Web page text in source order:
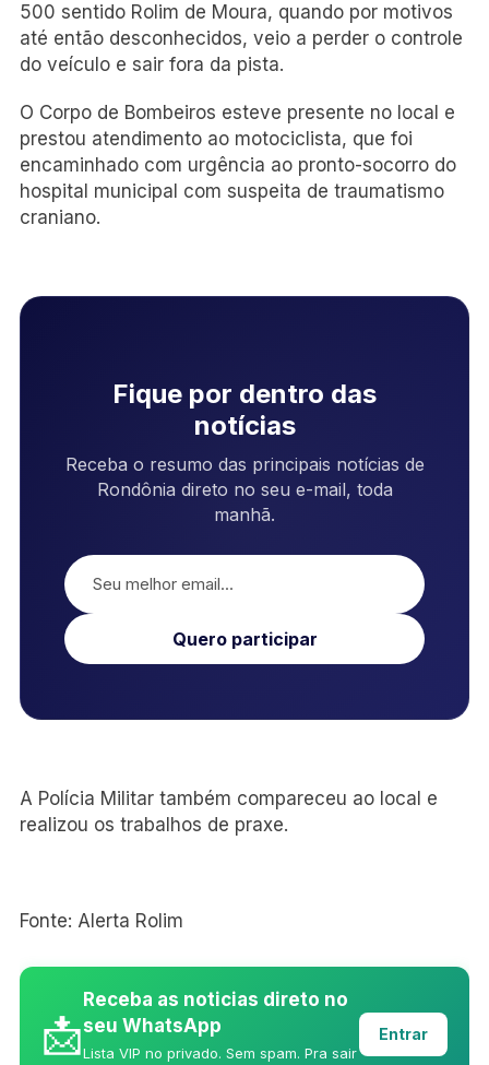
500 sentido Rolim de Moura, quando por motivos
até então desconhecidos, veio a perder o controle
do veículo e sair fora da pista.
O Corpo de Bombeiros esteve presente no local e
prestou atendimento ao motociclista, que foi
encaminhado com urgência ao pronto-socorro do
hospital municipal com suspeita de traumatismo
craniano.
Fique por dentro das
notícias
Receba o resumo das principais notícias de
Rondônia direto no seu e-mail, toda
manhã.
Quero participar
A Polícia Militar também compareceu ao local e
realizou os trabalhos de praxe.
Fonte: Alerta Rolim
📩
Receba as noticias direto no
seu WhatsApp
Lista VIP no privado. Sem spam. Pra sair
Entrar